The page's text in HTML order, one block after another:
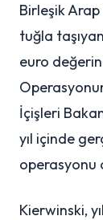
Birleşik
tuğla
euro
İçişleri
yıl içinde
operasyonu
Kierwinski,